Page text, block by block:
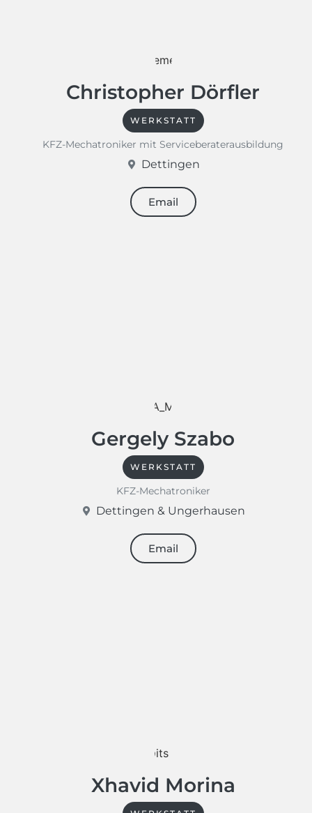
Christopher Dörfler
WERKSTATT
KFZ-Mechatroniker mit Serviceberaterausbildung
Dettingen
Email
Gergely Szabo
WERKSTATT
KFZ-Mechatroniker
Dettingen & Ungerhausen
Email
Xhavid Morina